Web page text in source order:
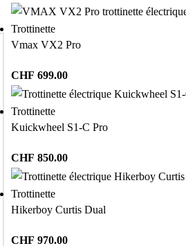
Trottinette
Vmax VX2 Pro
CHF 699.00
Trottinette
Kuickwheel S1-C Pro
CHF 850.00
Trottinette
Hikerboy Curtis Dual
CHF 970.00